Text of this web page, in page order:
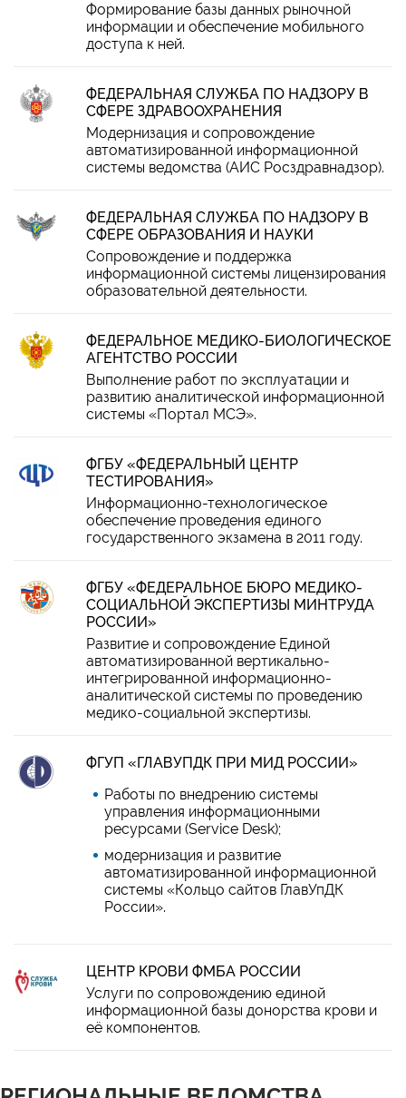
Формирование базы данных рыночной
информации и обеспечение мобильного
доступа к ней.
ФЕДЕРАЛЬНАЯ СЛУЖБА ПО НАДЗОРУ В
СФЕРЕ ЗДРАВООХРАНЕНИЯ
Модернизация и сопровождение
автоматизированной информационной
системы ведомства (АИС Росздравнадзор).
ФЕДЕРАЛЬНАЯ СЛУЖБА ПО НАДЗОРУ В
СФЕРЕ ОБРАЗОВАНИЯ И НАУКИ
Сопровождение и поддержка
информационной системы лицензирования
образовательной деятельности.
ФЕДЕРАЛЬНОЕ МЕДИКО-БИОЛОГИЧЕСКОЕ
АГЕНТСТВО РОССИИ
Выполнение работ по эксплуатации и
развитию аналитической информационной
системы «Портал МСЭ».
ФГБУ «ФЕДЕРАЛЬНЫЙ ЦЕНТР
ТЕСТИРОВАНИЯ»
Информационно-технологическое
обеспечение проведения единого
государственного экзамена в 2011 году.
ФГБУ «ФЕДЕРАЛЬНОЕ БЮРО МЕДИКО-
СОЦИАЛЬНОЙ ЭКСПЕРТИЗЫ МИНТРУДА
РОССИИ»
Развитие и сопровождение Единой
автоматизированной вертикально-
интегрированной информационно-
аналитической системы по проведению
медико-социальной экспертизы.
ФГУП «ГЛАВУПДК ПРИ МИД РОССИИ»
Работы по внедрению системы
управления информационными
ресурсами (Service Desk);
модернизация и развитие
автоматизированной информационной
системы «Кольцо сайтов ГлавУпДК
России».
ЦЕНТР КРОВИ ФМБА РОССИИ
Услуги по сопровождению единой
информационной базы донорства крови и
её компонентов.